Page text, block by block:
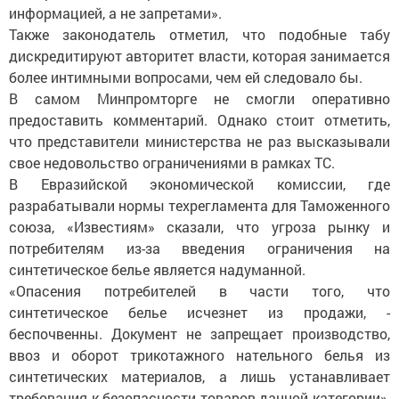
информацией, а не запретами».
Также законодатель отметил, что подобные табу
дискредитируют авторитет власти, которая занимается
более интимными вопросами, чем ей следовало бы.
В самом Минпромторге не смогли оперативно
предоставить комментарий. Однако стоит отметить,
что представители министерства не раз высказывали
свое недовольство ограничениями в рамках ТС.
В Евразийской экономической комиссии, где
разрабатывали нормы техрегламента для Таможенного
союза, «Известиям» сказали, что угроза рынку и
потребителям из-за введения ограничения на
синтетическое белье является надуманной.
«Опасения потребителей в части того, что
синтетическое белье исчезнет из продажи, -
беспочвенны. Документ не запрещает производство,
ввоз и оборот трикотажного нательного белья из
синтетических материалов, а лишь устанавливает